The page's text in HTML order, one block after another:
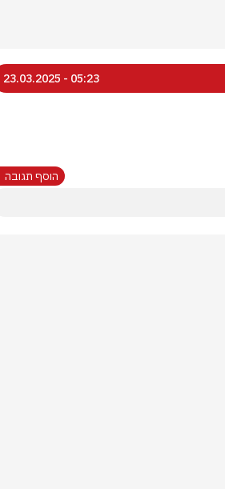
05:23 - 23.03.2025
הוסף תגובה